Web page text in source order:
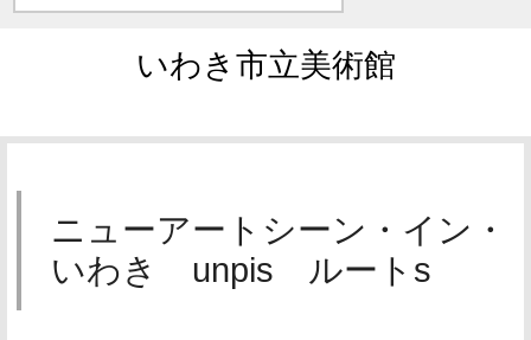
いわき市立美術館
ニューアートシーン・イン・
いわき unpis ルートs